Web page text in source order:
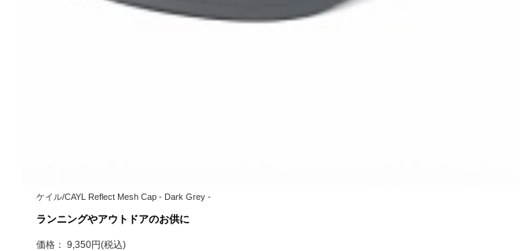
ケイル/CAYL Reflect Mesh Cap - Dark Grey -
ランニングやアウトドアのお供に
価格： 9,350円(税込)